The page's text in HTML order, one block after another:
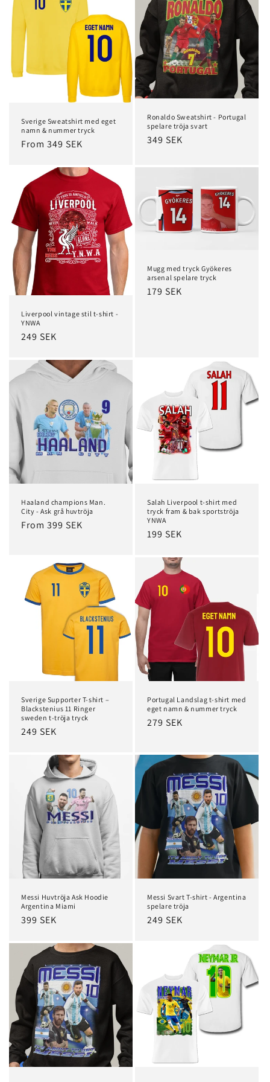
Sverige Sweatshirt med eget
namn & nummer tryck
Regular
From 349 SEK
Ronaldo Sweatshirt - Portugal
spelare tröja svart
Regular
349 SEK
Liverpool vintage stil t-shirt -
YNWA
Regular
249 SEK
Mugg med tryck Gyökeres
arsenal spelare tryck
Regular
179 SEK
Haaland champions Man.
City - Ask grå huvtröja
Regular
From 399 SEK
Salah Liverpool t-shirt med
tryck fram & bak sportströja
YNWA
Regular
199 SEK
Sverige Supporter T-shirt –
Blackstenius 11 Ringer
sweden t-tröja tryck
Regular
249 SEK
Portugal Landslag t-shirt med
eget namn & nummer tryck
Regular
279 SEK
Messi Huvtröja Ask Hoodie
Argentina Miami
Regular
399 SEK
Messi Svart T-shirt - Argentina
spelare tröja
Regular
249 SEK